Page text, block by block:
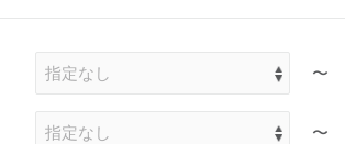
〜
〜